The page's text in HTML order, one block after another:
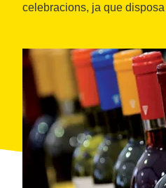
celebracions, ja que disposa